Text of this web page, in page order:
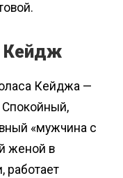
Кейдж
Кейджа —
«мужчина с
женой в
работает